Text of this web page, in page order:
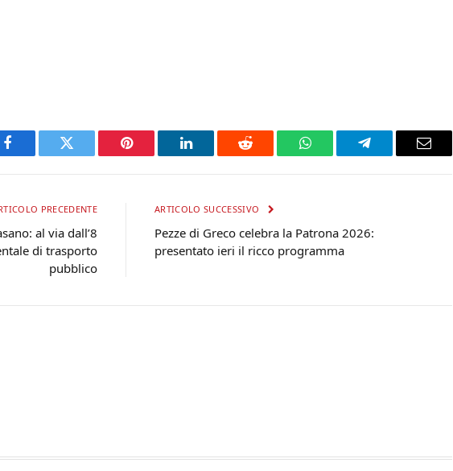
Facebook Twitter Pinterest LinkedIn Reddit WhatsAppTelegram Email
PRECEDENTE
al via dall’8
di trasporto
pubblico
ARTICOLO SUCCESSIVO
Pezze di Greco celebra la Patrona 2026:
presentato ieri il ricco programma